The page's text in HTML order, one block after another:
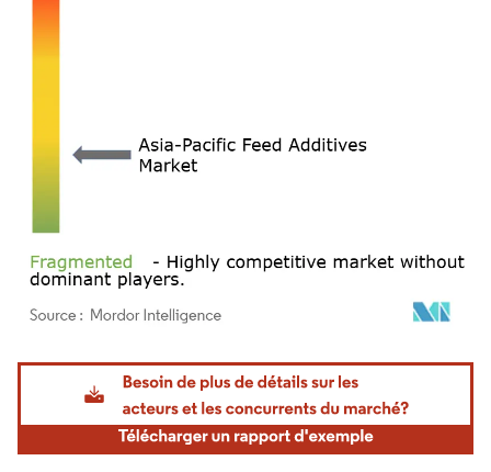
Image © Mordor Intelligence. La réutilisation nécessite une attribution sous CC BY